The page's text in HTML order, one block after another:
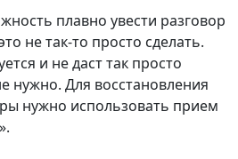
плавно увести разговор
не так-то просто сделать.
и не даст так просто
нужно. Для восстановления
нужно использовать прием